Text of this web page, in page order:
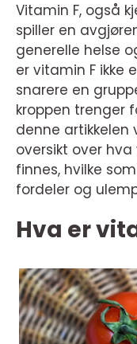
Vitamin F, også
spiller en
generelle helse
er vitamin F ikke
snarere en
kroppen trenger
denne artikkelen
oversikt over
finnes, hvilke
fordeler og
Hva er